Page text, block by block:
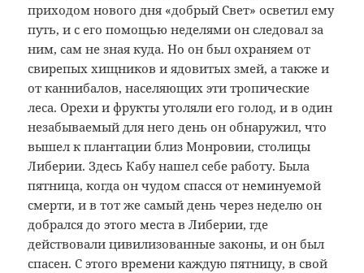
приходом нового дня «добрый Свет» осветил ему
путь, и с его помощью неделями он следовал за
ним, сам не зная куда. Но он был охраняем от
свирепых хищников и ядовитых змей, а также и
от каннибалов, населяющих эти тропические
леса. Орехи и фрукты утоляли его голод, и в один
незабываемый для него день он обнаружил, что
вышел к плантации близ Монровии, столицы
Либерии. Здесь Кабу нашел себе работу. Была
пятница, когда он чудом спасся от неминуемой
смерти, и в тот же самый день через неделю он
добрался до этого места в Либерии, где
действовали цивилизованные законы, и он был
спасен. С этого времени каждую пятницу, в свой